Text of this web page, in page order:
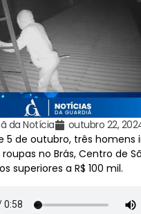
da Notícia outubro 22,
5 de outubro, três homens
no Brás, Centro de
superiores a R$ 100 mil.